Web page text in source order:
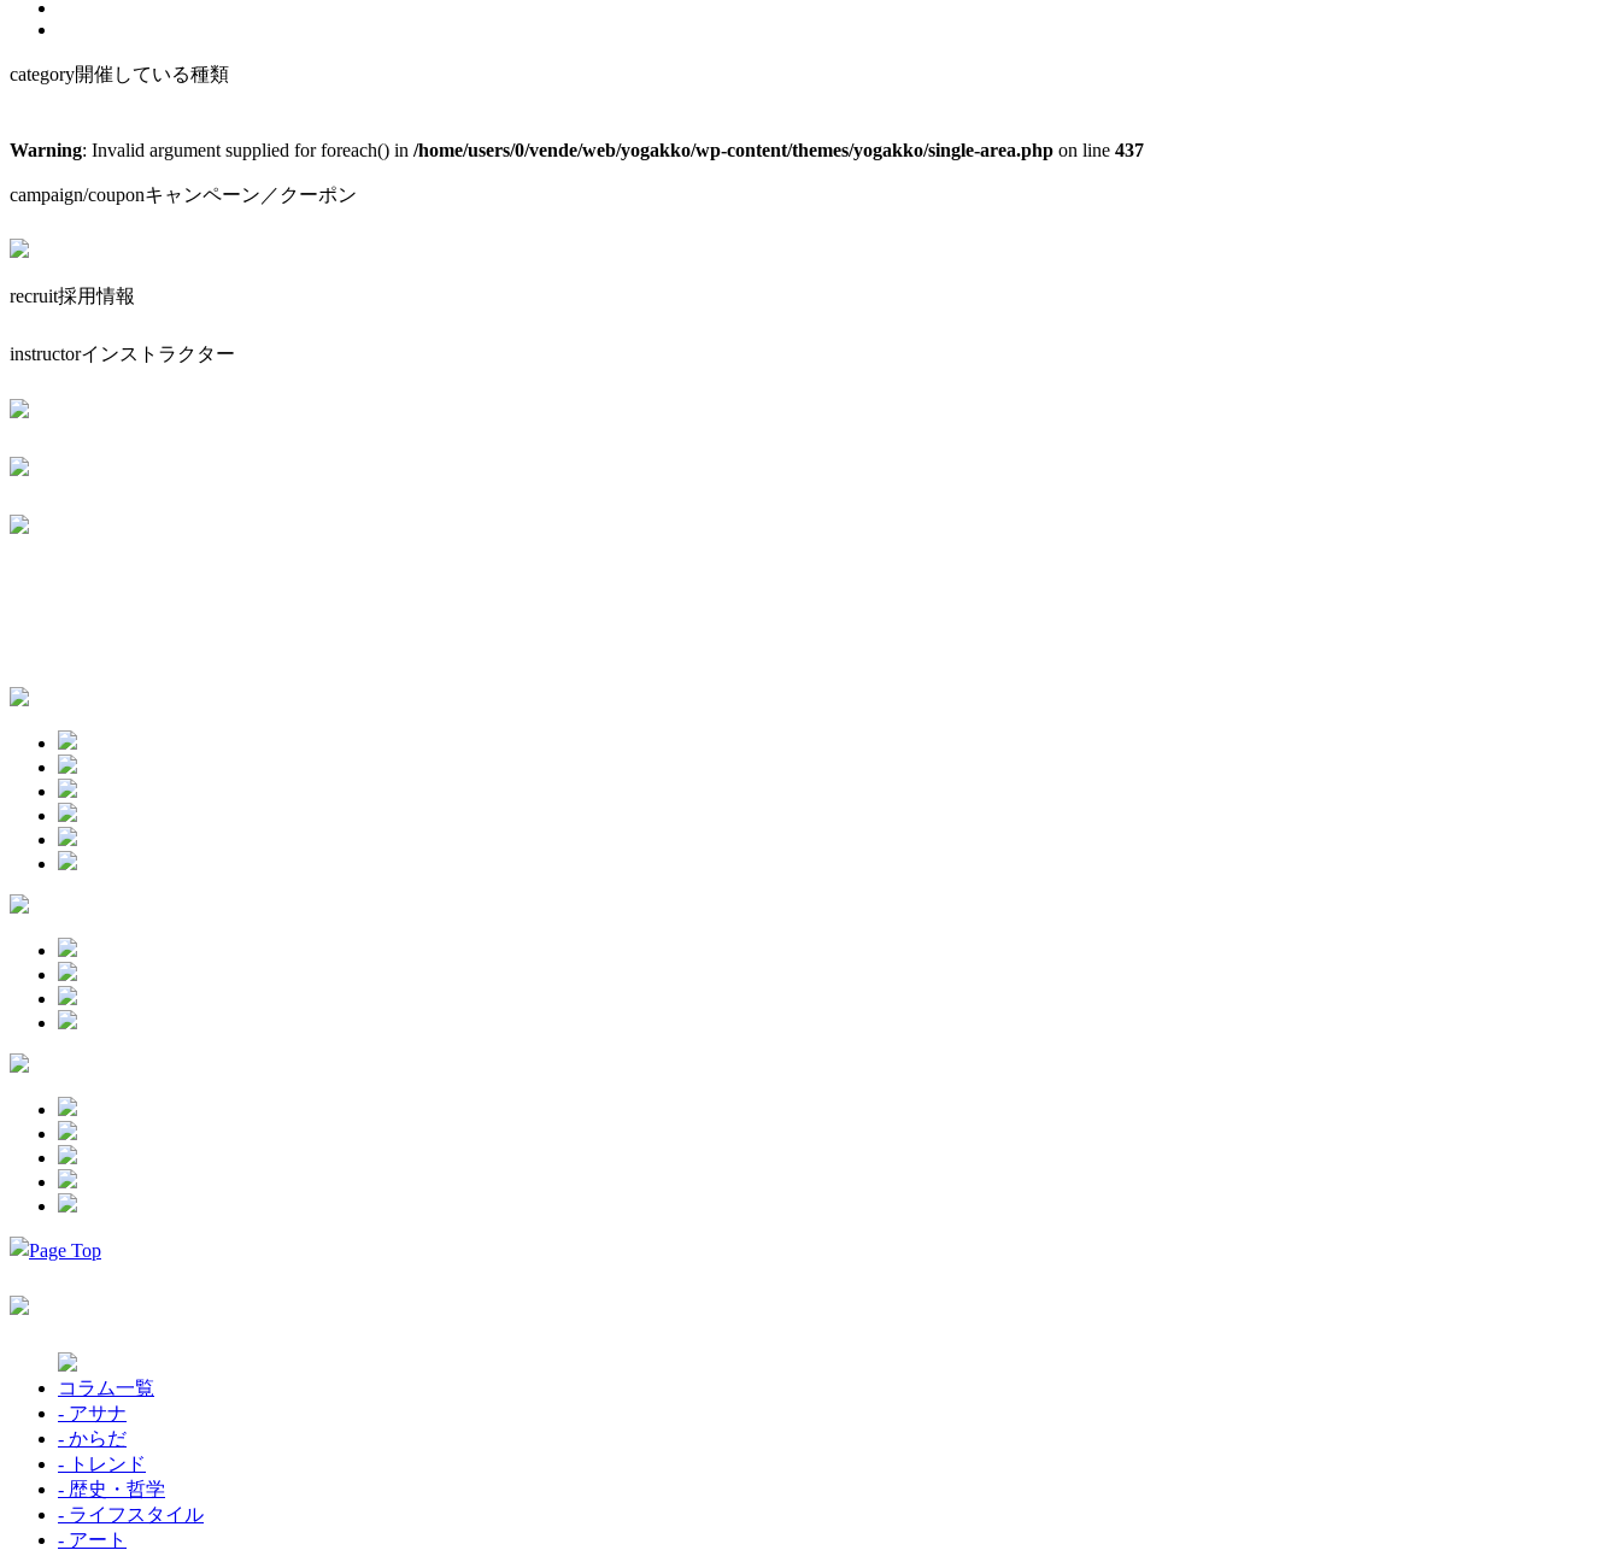
category開催している種類
Warning: Invalid argument supplied for foreach() in /home/users/0/vende/web/yogakko/wp-content/themes/yogakko/single-area.php on line 437
campaign/couponキャンペーン／クーポン
recruit採用情報
instructorインストラクター
コラム一覧
- アサナ
- からだ
- トレンド
- 歴史・哲学
- ライフスタイル
- アート